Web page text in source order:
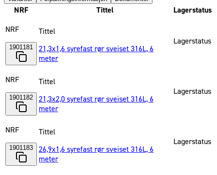
NRF Tittel
Lagerstatus
NRF
1901181
Tittel
21,3x1,6 syrefast rør sveiset 316L, 6
meter
Lagerstatus
NRF
1901182
Tittel
21,3x2,0 syrefast rør sveiset 316L, 6
meter
Lagerstatus
NRF
1901183
Tittel
26,9x1,6 syrefast rør sveiset 316L, 6
meter
Lagerstatus